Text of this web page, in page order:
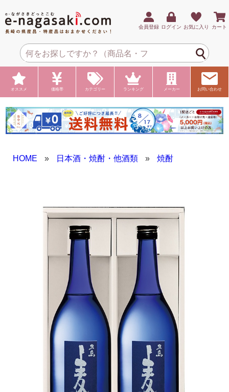
会員登録 ログイン お気に入り カート
オススメ 価格帯 カテゴリー ランキング メーカー お問い合わせ
HOME » 日本酒・焼酎・他酒類 » 焼酎